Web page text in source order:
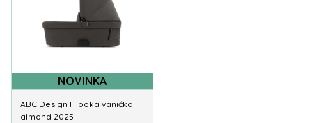
NOVINKA
ABC Design Hlboká vanička
almond 2025